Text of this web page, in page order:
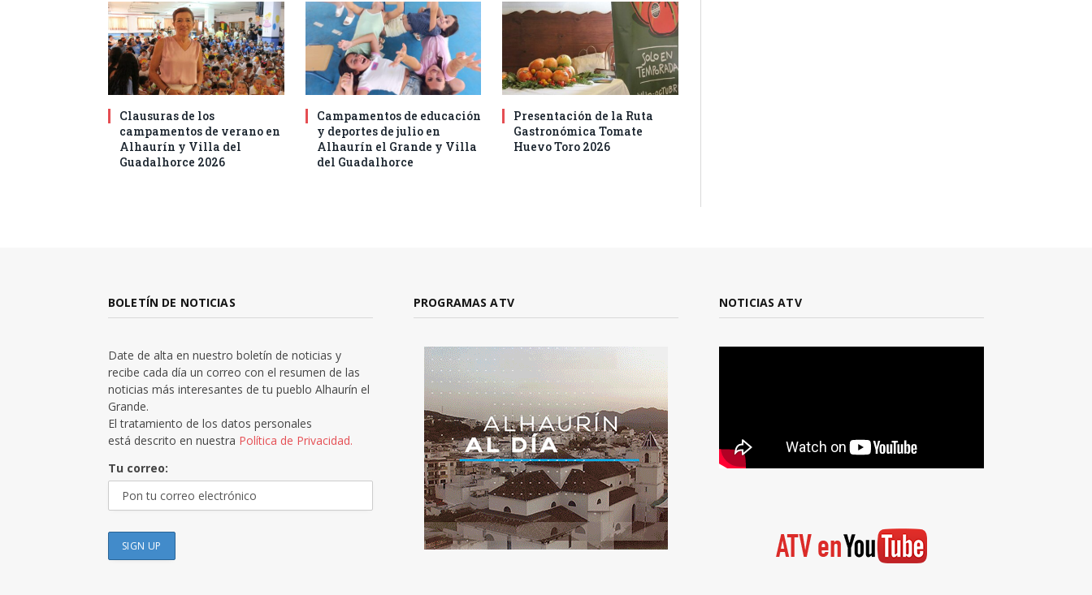
Clausuras de los
campamentos de verano en
Alhaurín y Villa del
Guadalhorce 2026
Campamentos de educación
y deportes de julio en
Alhaurín el Grande y Villa
del Guadalhorce
Presentación de la Ruta
Gastronómica Tomate
Huevo Toro 2026
BOLETÍN DE NOTICIAS
Date de alta en nuestro boletín de noticias y
recibe cada día un correo con el resumen de las
noticias más interesantes de tu pueblo Alhaurín el
Grande.
El tratamiento de los datos personales
está descrito en nuestra Política de Privacidad.
Tu correo:
PROGRAMAS ATV NOTICIAS ATV